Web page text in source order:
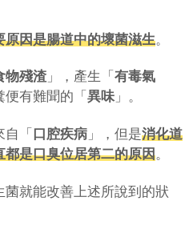
因是腸道中的壞菌滋生。
物殘渣 」，產生「 有毒氣
便有難聞的「 異味」。
自「 口腔疾病 」，但是消化道
是口臭位居第二的原因。
就能改善上述所說到的狀